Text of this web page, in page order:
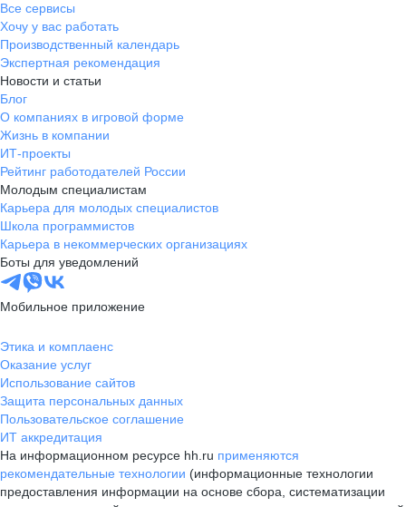
Все сервисы
Хочу у вас работать
Производственный календарь
Экспертная рекомендация
Новости и статьи
Блог
О компаниях в игровой форме
Жизнь в компании
ИТ-проекты
Рейтинг работодателей России
Молодым специалистам
Карьера для молодых специалистов
Школа программистов
Карьера в некоммерческих организациях
Боты для уведомлений
Мобильное приложение
Этика и комплаенс
Оказание услуг
Использование сайтов
Защита персональных данных
Пользовательское соглашение
ИТ аккредитация
На информационном ресурсе hh.ru применяются
рекомендательные технологии (информационные технологии
предоставления информации на основе сбора, систематизации